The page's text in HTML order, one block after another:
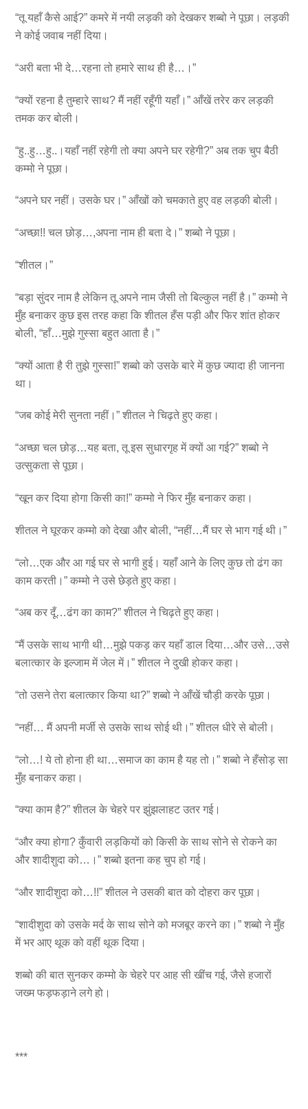
“तू यहाँ कैसे आई?” कमरे में नयी लड़की को देखकर शब्बो ने पूछा। लड़की
ने कोई जवाब नहीं दिया।
“अरी बता भी दे…रहना तो हमारे साथ ही है…।”
“क्यों रहना है तुम्हारे साथ? मैं नहीं रहूँगी यहाँ।” आँखें तरेर कर लड़की
तमक कर बोली।
“हु..हु…हु..।यहाँ नहीं रहेगी तो क्या अपने घर रहेगी?” अब तक चुप बैठी
कम्मो ने पूछा।
“अपने घर नहीं। उसके घर।” आँखों को चमकाते हुए वह लड़की बोली।
“अच्छा!! चल छोड़…,अपना नाम ही बता दे।” शब्बो ने पूछा।
“शीतल।”
“बड़ा सुंदर नाम है लेकिन तू अपने नाम जैसी तो बिल्कुल नहीं है।” कम्मो ने
मुँह बनाकर कुछ इस तरह कहा कि शीतल हँस पड़ी और फिर शांत होकर
बोली, “हाँ…मुझे गुस्सा बहुत आता है।”
“क्यों आता है री तुझे गुस्सा!” शब्बो को उसके बारे में कुछ ज्यादा ही जानना
था।
“जब कोई मेरी सुनता नहीं।” शीतल ने चिढ़ते हुए कहा।
“अच्छा चल छोड़…यह बता, तू इस सुधारगृह में क्यों आ गई?” शब्बो ने
उत्सुकता से पूछा।
“खून कर दिया होगा किसी का!” कम्मो ने फिर मुँह बनाकर कहा।
शीतल ने घूरकर कम्मो को देखा और बोली, “नहीं…मैं घर से भाग गई थी।”
“लो…एक और आ गई घर से भागी हुई। यहाँ आने के लिए कुछ तो ढंग का
काम करती।” कम्मो ने उसे छेड़ते हुए कहा।
“अब कर दूँ…ढंग का काम?” शीतल ने चिढ़ते हुए कहा।
“मैं उसके साथ भागी थी…मुझे पकड़ कर यहाँ डाल दिया…और उसे…उसे
बलात्कार के इल्जाम में जेल में।” शीतल ने दुखी होकर कहा।
“तो उसने तेरा बलात्कार किया था?” शब्बो ने आँखें चौड़ी करके पूछा।
“नहीं… मैं अपनी मर्जी से उसके साथ सोई थी।” शीतल धीरे से बोली।
“लो…! ये तो होना ही था…समाज का काम है यह तो।” शब्बो ने हँसोड़ सा
मुँह बनाकर कहा।
“क्या काम है?” शीतल के चेहरे पर झुंझलाहट उतर गई।
“और क्या होगा? कुँवारी लड़कियों को किसी के साथ सोने से रोकने का
और शादीशुदा को…।” शब्बो इतना कह चुप हो गई।
“और शादीशुदा को…!!” शीतल ने उसकी बात को दोहरा कर पूछा।
“शादीशुदा को उसके मर्द के साथ सोने को मजबूर करने का।” शब्बो ने मुँह
में भर आए थूक को वहीं थूक दिया।
शब्बो की बात सुनकर कम्मो के चेहरे पर आह सी खींच गई, जैसे हजारों
जख्म फड़फड़ाने लगे हो।
***